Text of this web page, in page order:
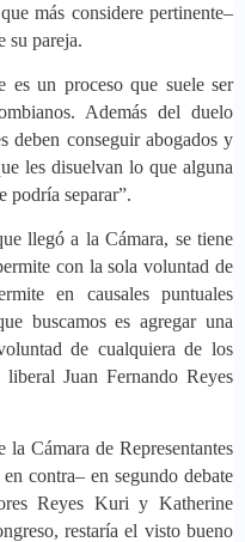
más considere pertinente–
su pareja.
es un proceso que suele ser
Además del duelo
deben conseguir abogados y
les disuelvan lo que alguna
podría separar”.
llegó a la Cámara, se tiene
con la sola voluntad de
en causales puntuales
buscamos es agregar una
de cualquiera de los
Juan Fernando Reyes
la Cámara de Representantes
contra– en segundo debate
Reyes Kuri y Katherine
restaría el visto bueno